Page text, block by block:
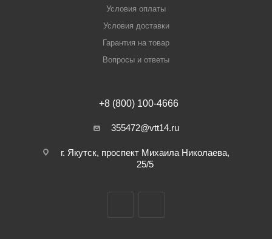
Условия оплаты
Условия доставки
Гарантия на товар
Вопросы и ответы
+8 (800) 100-4666
355472@vtt14.ru
г. Якутск, проспект Михаила Николаева,
25/5